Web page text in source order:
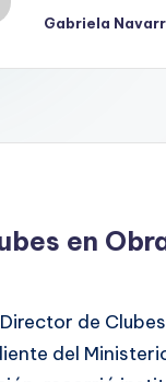
Posted
Gabriela
en
de
del